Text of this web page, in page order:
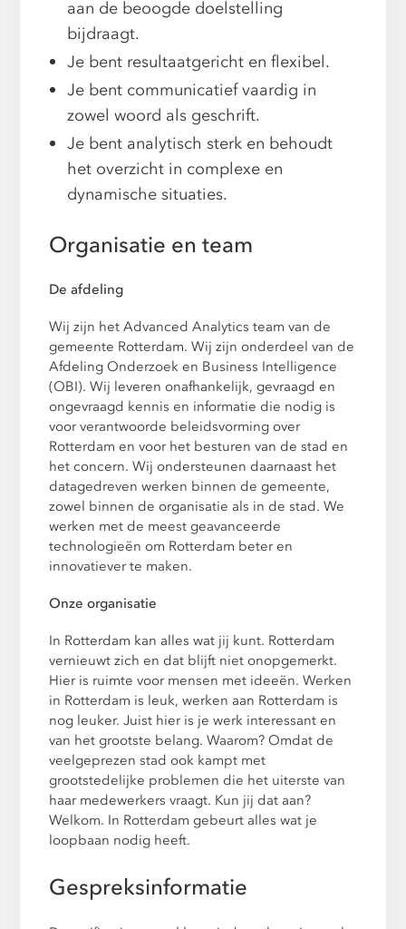
aan de beoogde doelstelling
bijdraagt.
Je bent resultaatgericht en flexibel.
Je bent communicatief vaardig in
zowel woord als geschrift.
Je bent analytisch sterk en behoudt
het overzicht in complexe en
dynamische situaties.
Organisatie en team
De afdeling
Wij zijn het Advanced Analytics team van de
gemeente Rotterdam. Wij zijn onderdeel van de
Afdeling Onderzoek en Business Intelligence
(OBI). Wij leveren onafhankelijk, gevraagd en
ongevraagd kennis en informatie die nodig is
voor verantwoorde beleidsvorming over
Rotterdam en voor het besturen van de stad en
het concern. Wij ondersteunen daarnaast het
datagedreven werken binnen de gemeente,
zowel binnen de organisatie als in de stad. We
werken met de meest geavanceerde
technologieën om Rotterdam beter en
innovatiever te maken.
Onze organisatie
In Rotterdam kan alles wat jij kunt. Rotterdam
vernieuwt zich en dat blijft niet onopgemerkt.
Hier is ruimte voor mensen met ideeën. Werken
in Rotterdam is leuk, werken aan Rotterdam is
nog leuker. Juist hier is je werk interessant en
van het grootste belang. Waarom? Omdat de
veelgeprezen stad ook kampt met
grootstedelijke problemen die het uiterste van
haar medewerkers vraagt. Kun jij dat aan?
Welkom. In Rotterdam gebeurt alles wat je
loopbaan nodig heeft.
Gespreksinformatie